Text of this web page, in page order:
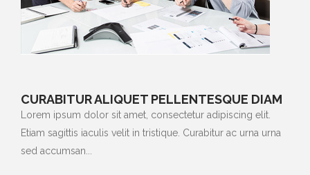
CURABITUR ALIQUET PELLENTESQUE DIAM
Lorem ipsum dolor sit amet, consectetur adipiscing elit.
Etiam sagittis iaculis velit in tristique. Curabitur ac urna urna
sed accumsan...